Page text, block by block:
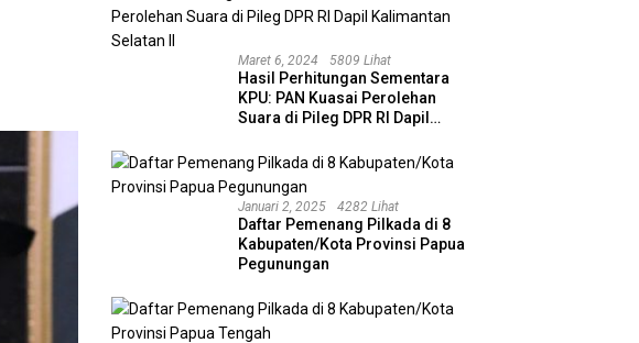
Maret 6, 2024 5809 Lihat
Hasil Perhitungan Sementara
KPU: PAN Kuasai Perolehan
Suara di Pileg DPR RI Dapil
Januari 2, 2025 4282 Lihat
Daftar Pemenang Pilkada di 8
Kabupaten/Kota Provinsi Papua
Pegunungan